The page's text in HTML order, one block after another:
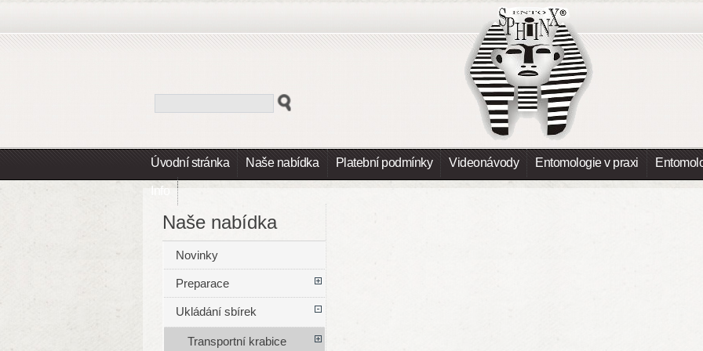
Úvodní stránka Naše nabídka Platební podmínky Videonávody Entomologie v praxi
Info
Naše nabídka
Novinky
Preparace
Ukládání sbírek
Transportní krabice